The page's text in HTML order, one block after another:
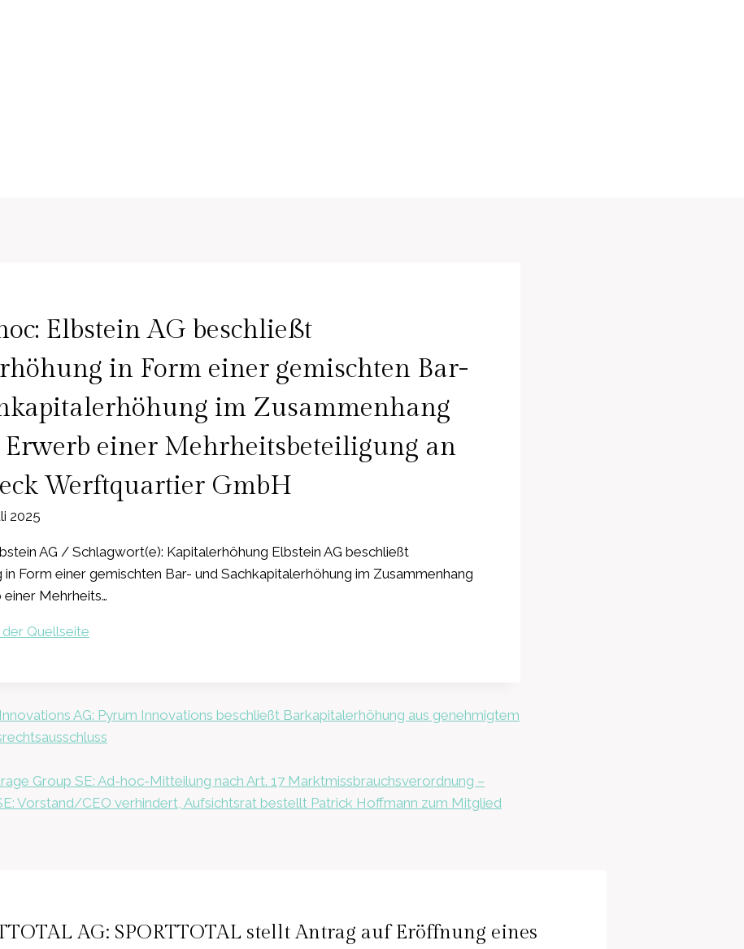
Elbstein AG beschließt
in Form einer gemischten Bar-
im Zusammenhang
einer Mehrheitsbeteiligung an
Werftquartier GmbH
2025
AG / Schlagwort(e): Kapitalerhöhung Elbstein AG beschließt
in Form einer gemischten Bar- und Sachkapitalerhöhung im Zusammenhang
Mehrheits…
Quellseite
AG: Pyrum Innovations beschließt Barkapitalerhöhung aus genehmigtem
Group SE: Ad-hoc-Mitteilung nach Art. 17 Marktmissbrauchsverordnung –
Vorstand/CEO verhindert, Aufsichtsrat bestellt Patrick Hoffmann zum Mitglied
AG: SPORTTOTAL stellt Antrag auf Eröffnung eines